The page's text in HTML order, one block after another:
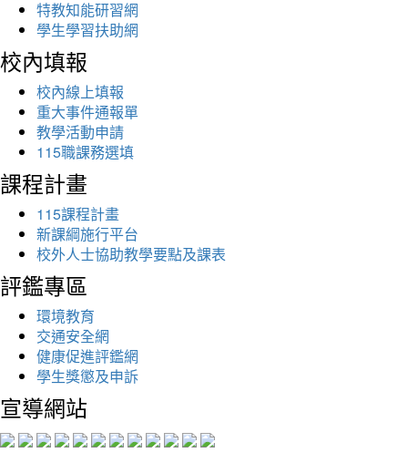
特教知能研習網
學生學習扶助網
校內填報
校內線上填報
重大事件通報單
教學活動申請
115職課務選填
課程計畫
115課程計畫
新課綱施行平台
校外人士協助教學要點及課表
評鑑專區
環境教育
交通安全網
健康促進評鑑網
學生獎懲及申訴
宣導網站